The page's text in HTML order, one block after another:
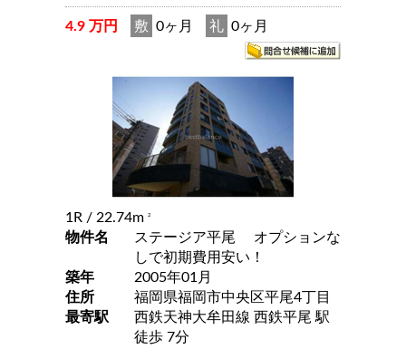
4.9 万円 敷 0ヶ月 礼 0ヶ月
1R / 22.74m 2
物件名
ステージア平尾 オプションな
しで初期費用安い！
築年
2005年01月
住所
福岡県福岡市中央区平尾4丁目
最寄駅
西鉄天神大牟田線 西鉄平尾 駅
徒歩 7分